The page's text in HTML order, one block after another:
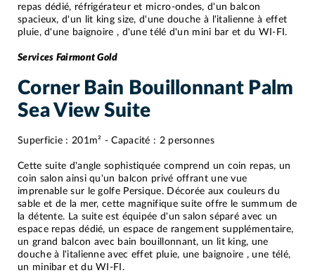
repas dédié, réfrigérateur et micro-ondes, d'un balcon
spacieux, d'un lit king size, d'une douche à l'italienne à effet
pluie, d'une baignoire , d'une télé d'un mini bar et du WI-FI.
Services Fairmont Gold
Corner Bain Bouillonnant Palm
Sea View Suite
Superficie : 201m² - Capacité : 2 personnes
Cette suite d'angle sophistiquée comprend un coin repas, un
coin salon ainsi qu'un balcon privé offrant une vue
imprenable sur le golfe Persique. Décorée aux couleurs du
sable et de la mer, cette magnifique suite offre le summum de
la détente. La suite est équipée d'un salon séparé avec un
espace repas dédié, un espace de rangement supplémentaire,
un grand balcon avec bain bouillonnant, un lit king, une
douche à l'italienne avec effet pluie, une baignoire , une télé,
un minibar et du WI-FI.